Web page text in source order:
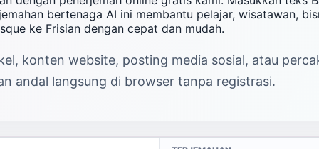
bertenaga AI ini membantu pelajar, wisatawan,
ke Frisian dengan cepat dan mudah.
konten website, posting media sosial, atau
andal langsung di browser tanpa registrasi.